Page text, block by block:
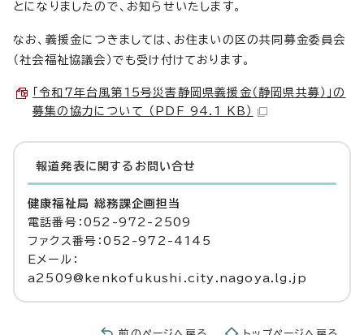
とになりましたので、お知らせいたします。
なお、義援金につきましては、お住まいの区の共同募金委員会
（社会福祉協議会）でも受け付けております。
「令和7年台風第15号災害静岡県義援金（静岡県共募）」の
募集の協力について （PDF 94.1 KB）
報道発表に関するお問い合せ
健康福祉局 総務課企画担当
電話番号：052-972-2509
ファクス番号：052-972-4145
Eメール：
a2509@kenkofukushi.city.nagoya.lg.jp